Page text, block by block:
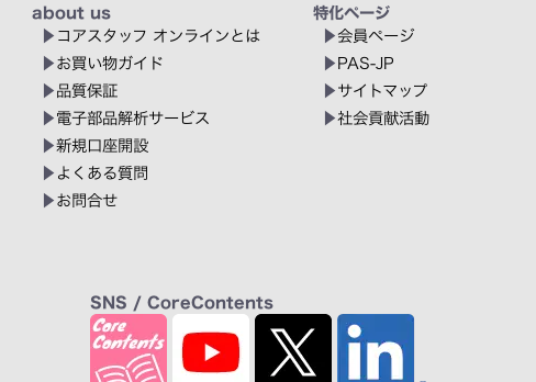
about us
コアスタッフ オンラインとは
お買い物ガイド
品質保証
電子部品解析サービス
新規口座開設
よくある質問
お問合せ
特化ページ
会員ページ
PAS-JP
サイトマップ
社会貢献活動
SNS / CoreContents